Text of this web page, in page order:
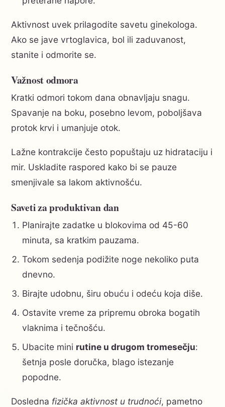
Aktivnost uvek prilagodite savetu ginekologa.
Ako se jave vrtoglavica, bol ili zaduvanost,
stanite i odmorite se.
Važnost odmora
Kratki odmori tokom dana obnavljaju snagu.
Spavanje na boku, posebno levom, poboljšava
protok krvi i umanjuje otok.
Lažne kontrakcije često popuštaju uz hidrataciju i
mir. Uskladite raspored kako bi se pauze
smenjivale sa lakom aktivnošću.
Saveti za produktivan dan
Planirajte zadatke u blokovima od 45-60
minuta, sa kratkim pauzama.
Tokom sedenja podižite noge nekoliko puta
dnevno.
Birajte udobnu, širu obuću i odeću koja diše.
Ostavite vreme za pripremu obroka bogatih
vlaknima i tečnošću.
Ubacite mini rutine u drugom tromesečju:
šetnja posle doručka, blago istezanje
popodne.
Dosledna fizička aktivnost u trudnoći, pametno